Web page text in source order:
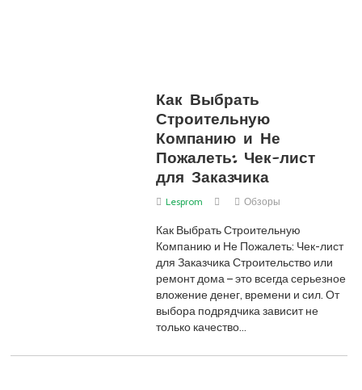
Как Выбрать
Строительную
Компанию и Не
Пожалеть: Чек-лист
для Заказчика
Lesprom Обзоры
Как Выбрать Строительную
Компанию и Не Пожалеть: Чек-лист
для Заказчика Строительство или
ремонт дома – это всегда серьезное
вложение денег, времени и сил. От
выбора подрядчика зависит не
только качество…